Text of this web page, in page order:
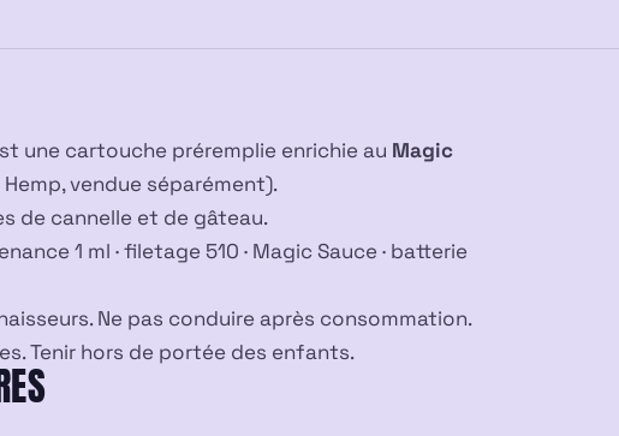
une cartouche préremplie enrichie au Magic
vendue séparément).
de cannelle et de gâteau.
1 ml · filetage 510 · Magic Sauce · batterie
Ne pas conduire après consommation.
Tenir hors de portée des enfants.